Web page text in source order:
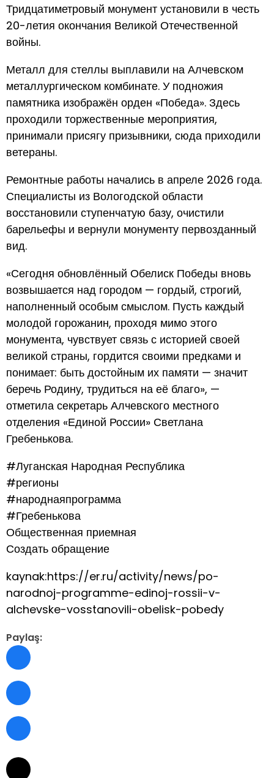
Тридцатиметровый монумент установили в честь
20-летия окончания Великой Отечественной
войны.
Металл для стеллы выплавили на Алчевском
металлургическом комбинате. У подножия
памятника изображён орден «Победа». Здесь
проходили торжественные мероприятия,
принимали присягу призывники, сюда приходили
ветераны.
Ремонтные работы начались в апреле 2026 года.
Специалисты из Вологодской области
восстановили ступенчатую базу, очистили
барельефы и вернули монументу первозданный
вид.
«Сегодня обновлённый Обелиск Победы вновь
возвышается над городом — гордый, строгий,
наполненный особым смыслом. Пусть каждый
молодой горожанин, проходя мимо этого
монумента, чувствует связь с историей своей
великой страны, гордится своими предками и
понимает: быть достойным их памяти — значит
беречь Родину, трудиться на её благо», —
отметила секретарь Алчевского местного
отделения «Единой России» Светлана
Гребенькова.
#Луганская Народная Республика
#регионы
#народнаяпрограмма
#Гребенькова
Общественная приемная
Создать обращение
kaynak:https://er.ru/activity/news/po-
narodnoj-programme-edinoj-rossii-v-
alchevske-vosstanovili-obelisk-pobedy
Paylaş: